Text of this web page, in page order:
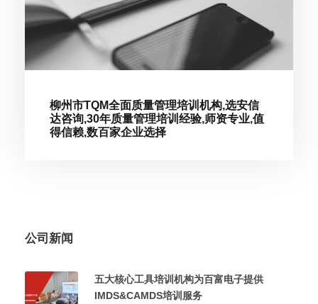
柳州市TQM全面质量管理培训机构,选安信
达咨询,30年质量管理培训经验,师资专业,值
得信赖,数百家企业选择
公司新闻
五大核心工具培训机构为百富电子提供
IMDS&CAMDS培训服务